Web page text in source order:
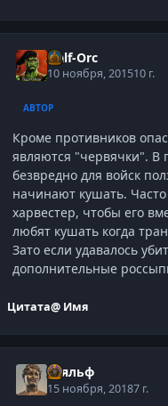
Half-Orc
10 ноября, 201510 г.
АВТОР
Кроме противников
являются "червячки". В
безвредно для войск
начинают кушать.
харвестер, чтобы его
любят кушать когда
Зато если удавалось
дополнительные
Цитата@ Имя
Тьяльф
15 ноября, 20187 г.